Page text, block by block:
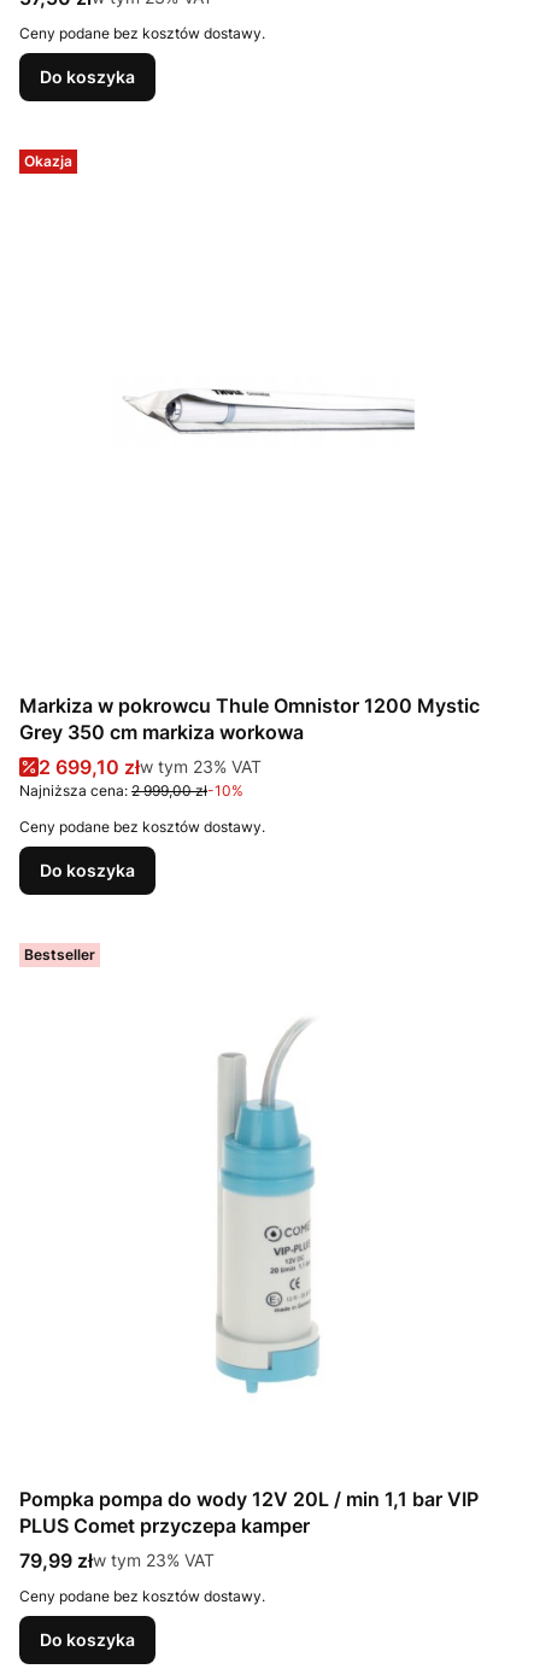
Ceny podane bez kosztów dostawy.
Do koszyka
Okazja
Markiza w pokrowcu Thule Omnistor 1200 Mystic
Grey 350 cm markiza workowa
Cena promocyjna brutto
2 699,10 złw tym %s VAT
w tym 23% VAT
Najniższa cena: 2 999,00 zł-10%
Ceny podane bez kosztów dostawy.
Do koszyka
Bestseller
Pompka pompa do wody 12V 20L / min 1,1 bar VIP
PLUS Comet przyczepa kamper
Cena brutto
79,99 złw tym %s VAT
w tym 23% VAT
Ceny podane bez kosztów dostawy.
Do koszyka